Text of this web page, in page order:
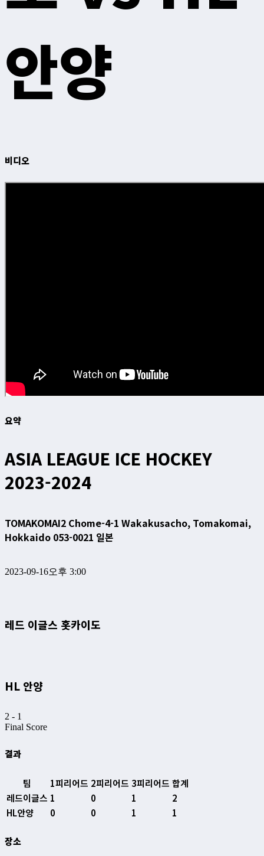
안양
비디오
요약
ASIA LEAGUE ICE HOCKEY
2023-2024
TOMAKOMAI2 Chome-4-1 Wakakusacho, Tomakomai,
Hokkaido 053-0021 일본
2023-09-16오후 3:00
레드 이글스 홋카이도
HL 안양
2 - 1
Final Score
결과
팀 1피리어드 2피리어드 3피리어드 합계
레드이글스 1 0 1
2
HL안양
0 0 1 1
장소